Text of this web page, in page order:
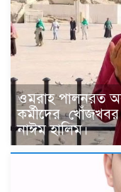
ওমরাহ পালনরত
কর্মীদের
নাঈম হালিম।